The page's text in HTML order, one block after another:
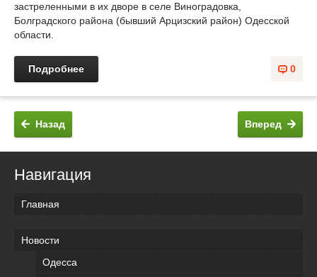
застреленными в их дворе в селе Виноградовка,
Болградского района (бывший Арцизский район) Одесской
области.
0
Подробнее
Вперед
Назад
Навигация
Главная
Новости
Одесса